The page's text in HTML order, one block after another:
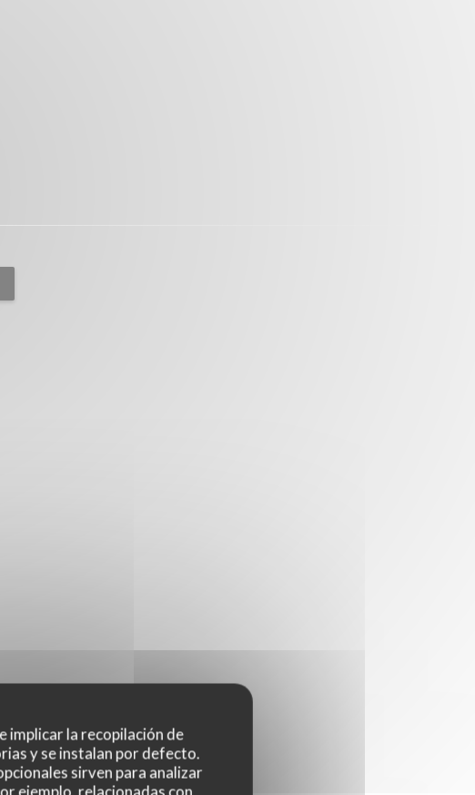
implicar la recopilación de
y se instalan por defecto.
sirven para analizar